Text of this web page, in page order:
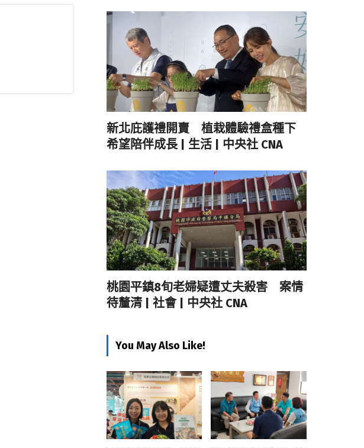
新北庇護禮開賣 植栽體驗禮盒種下
希望陪伴成長 | 生活 | 中央社 CNA
桃園平鎮8旬老婦疑遭丈夫殺害 案情
待釐清 | 社會 | 中央社 CNA
You May Also Like!